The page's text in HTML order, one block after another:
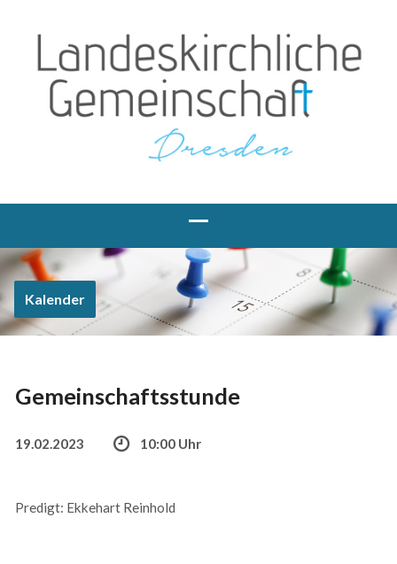
Kalender
Gemeinschaftsstunde
19.02.2023 10:00 Uhr
Predigt: Ekkehart Reinhold